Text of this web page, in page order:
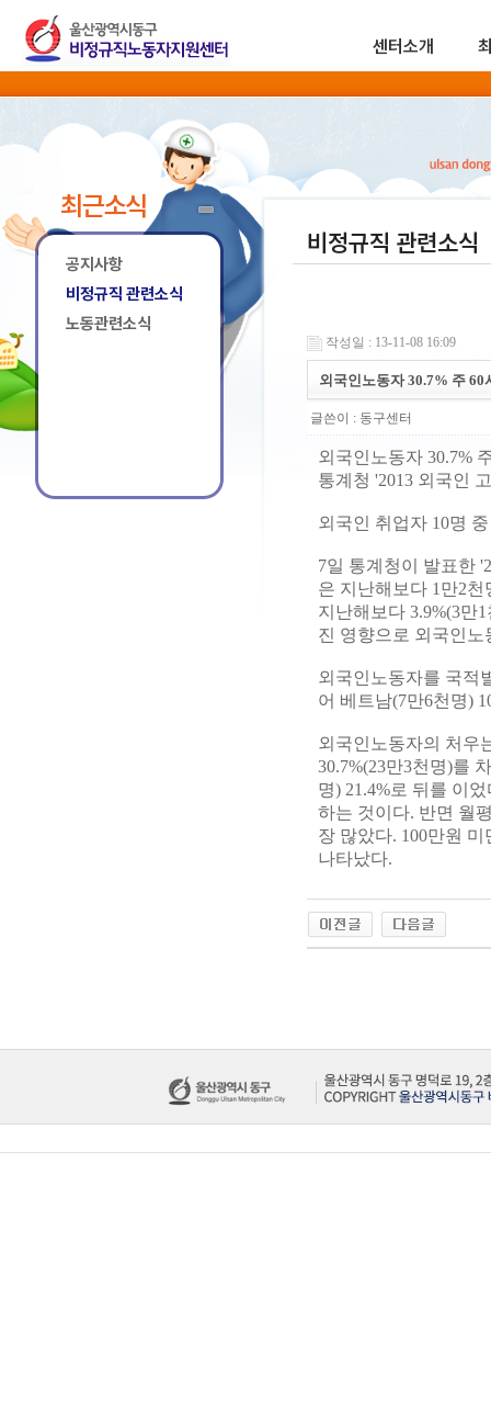
센터소개
최근소식
공지사항
비정규직 관련소식
노동관련소식
비정규직 관련소식
작성일 : 13-11-08 16:09
외국인노동자 30.7% 주 60
글쓴이 : 동구센터
외국인노동자 30.7%
통계청 '2013 외국인
외국인 취업자 10명
7일 통계청이 발표한
은 지난해보다 1만2천
지난해보다 3.9%(3만
진 영향으로 외국인노
외국인노동자를 국적
어 베트남(7만6천명)
외국인노동자의 처우
30.7%(23만3천명)를
명) 21.4%로 뒤를 이
하는 것이다. 반면 월
장 많았다. 100만원
나타났다.